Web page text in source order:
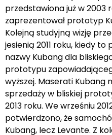
przedstawiona już w 2003
zaprezentował prototyp
Kolejną studyjną wizję
jesienią 2011 roku, kiedy
nazwy Kubang dla
prototypu
wyższej. Maserati Kubang
sprzedaży w bliskiej
2013 roku. We wrześniu
potwierdzono, że
Kubang, lecz Levante. Z